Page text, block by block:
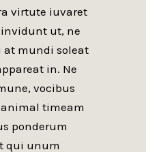
virtute iuvaret
ut, ne
at mundi soleat
in. Ne
vocibus
timeam
ponderum
qui unum